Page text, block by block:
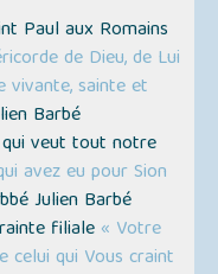
Paul aux Romains
de Dieu, de Lui
sainte et
Barbé
veut tout notre
avez eu pour Sion
Julien Barbé
filiale « Votre
celui qui Vous craint